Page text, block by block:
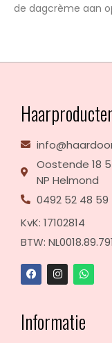
de dagcrème aan
Oostende 18
NP Helmond
0492 52 48 59
KvK: 17102814
BTW:
Informatie